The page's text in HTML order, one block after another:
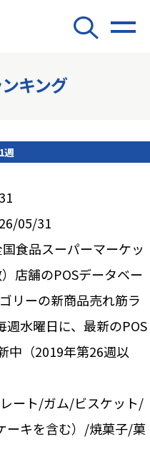
キング
週
05/31
食品スーパーマーケッ
店舗のPOSデータベー
リーの新商品売れ筋ラ
週水曜日に、最新のPOS
中（2019年第26週以
ート/ガム/ビスケット/
ーキを含む）/焼菓子/菓